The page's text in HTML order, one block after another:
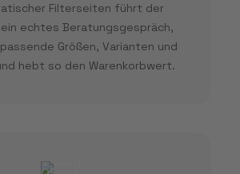
Filterseiten führt der
echtes Beratungsgespräch,
Größen, Varianten und
hebt so den Warenkorbwert.